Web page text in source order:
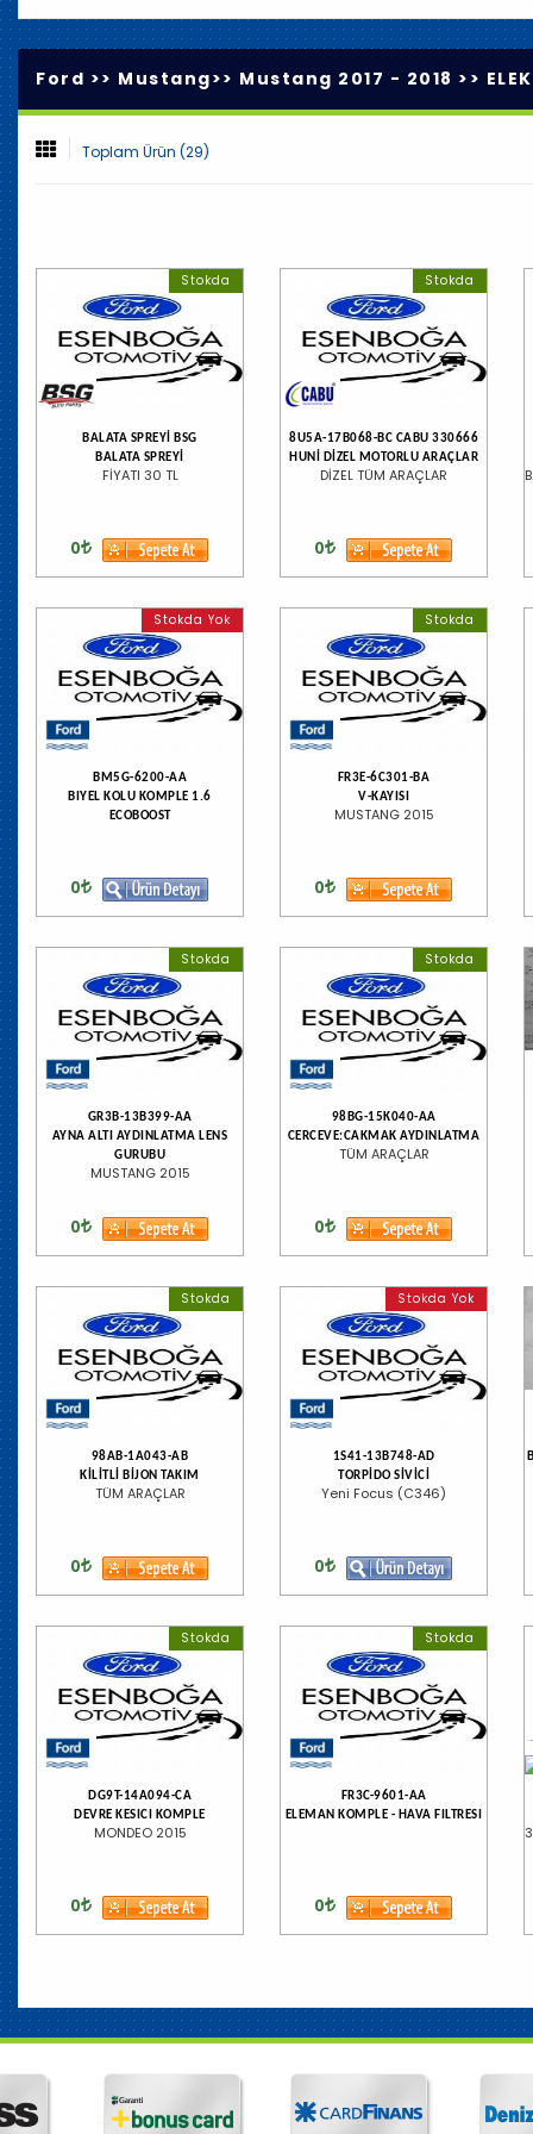
Ford >> Mustang>> Mustang 2017 - 2018 >>
Toplam Ürün (29)
Stokda
BALATA SPREYİ BSG
BALATA SPREYİ
FİYATI 30 TL
0
Stokda
8U5A-17B068-BC CABU 330666
HUNİ DİZEL MOTORLU ARAÇLAR
DİZEL TÜM ARAÇLAR
0
Stokda Yok
BM5G-6200-AA
BIYEL KOLU KOMPLE 1.6
ECOBOOST
0
Stokda
FR3E-6C301-BA
V-KAYISI
MUSTANG 2015
0
Stokda
GR3B-13B399-AA
AYNA ALTI AYDINLATMA LENS
GURUBU
MUSTANG 2015
0
Stokda
98BG-15K040-AA
CERCEVE:CAKMAK AYDINLATMA
TÜM ARAÇLAR
0
Stokda
98AB-1A043-AB
KİLİTLİ BİJON TAKIM
TÜM ARAÇLAR
0
Stokda Yok
1S41-13B748-AD
TORPİDO SİVİCİ
Yeni Focus (C346)
0
Stokda
DG9T-14A094-CA
DEVRE KESICI KOMPLE
MONDEO 2015
0
Stokda
FR3C-9601-AA
ELEMAN KOMPLE - HAVA FILTRESI
0